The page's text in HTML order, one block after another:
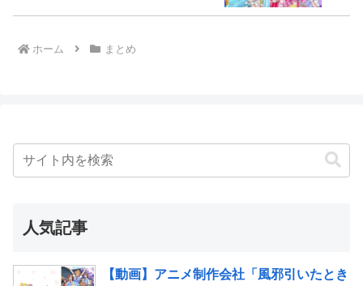
ホーム まとめ
人気記事
【動画】アニメ制作会社「風邪引いたとき